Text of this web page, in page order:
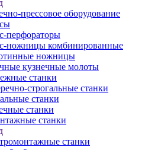
прессовое оборудование
перфораторы
ножницы комбинированные
ножницы
кузнечные молоты
станки
строгальные станки
станки
станки
станки
станки